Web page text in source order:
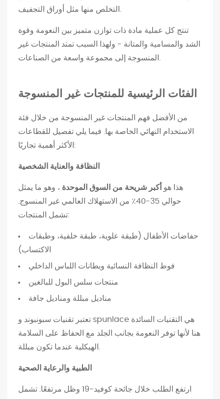
ل
م
ن
ا
غ
ي
ر
م
ن
س
ة
2
.
1
ل
ن
ظ
ة
تنتج كل عملية مادة ذات توازن متميز بين النعومة وقوة
الشد والمسامية والمتانة - ولهذا السبب تمتد المنتجات غير
الفئات الرئيسية للمنتجات غير المنسوجة
من الأفضل فهم المنتجات غير المنسوجة من خلال فئة
الاستخدام النهائي الخاصة بها. فيما يلي تفصيل للقطاعات
الأكثر أهمية تجاريًا:
النظافة والعناية الشخصية
هذا هو أكبر شريحة من السوق الموحدة ، وهو ما يمثل
حوالي 35-40٪ من الاستهلاك العالمي غير المنسوج.
تشمل المنتجات:
حفاضات الأطفال (طبقة علوية، طبقة خلفية، وطبقات
الاكتساب)
فوط النظافة النسائية وبطانات اللباس الداخلي
منتجات سلس البول للبالغين
مناديل مبللة ومناديل جافة
تعتبر تقنيات سبونبوند و spunlace هي التقنيات السائدة
هنا لأنها توفر النعومة بجانب الجلد مع الحفاظ على السلامة
الطبية والرعاية الصحية
ارتفع الطلب خلال جائحة كوفيد-19 وظل مرتفعًا. تشمل